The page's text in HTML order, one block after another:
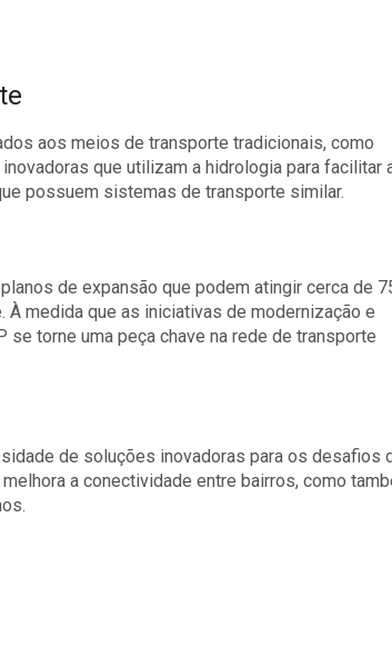
aos meios de transporte tradicionais, como
que utilizam a hidrologia para facilitar
possuem sistemas de transporte similar.
de expansão que podem atingir cerca de
medida que as iniciativas de modernização e
torne uma peça chave na rede de transporte
de soluções inovadoras para os desafios
a conectividade entre bairros, como